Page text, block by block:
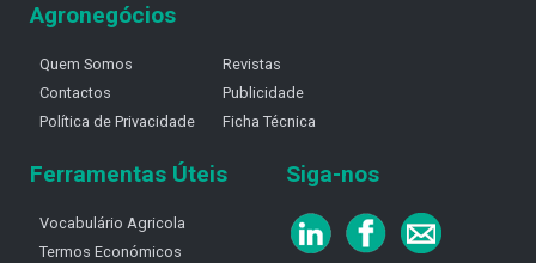
Agronegócios
Quem Somos
Contactos
Política de Privacidade
Revistas
Publicidade
Ficha Técnica
Ferramentas Úteis
Vocabulário Agricola
Termos Económicos
Siga-nos